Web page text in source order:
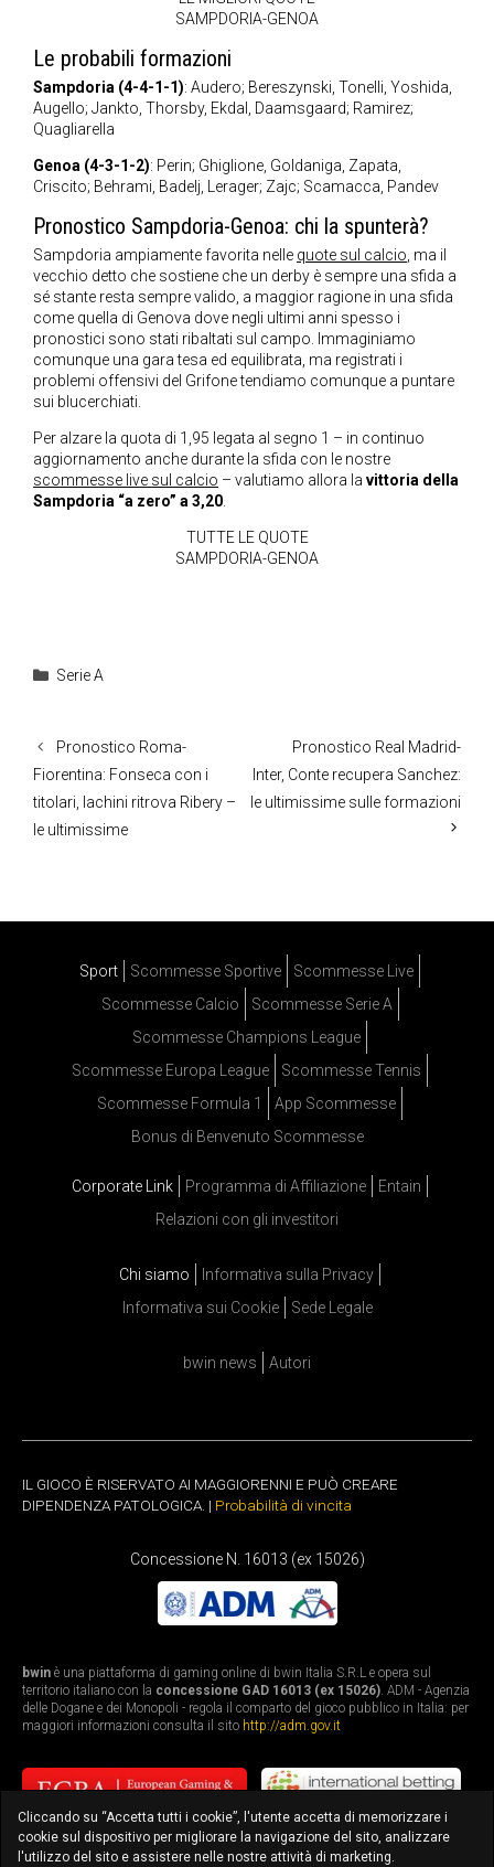
SAMPDORIA-GENOA
Le probabili formazioni
Sampdoria (4-4-1-1): Audero; Bereszynski, Tonelli, Yoshida,
Augello; Jankto, Thorsby, Ekdal, Daamsgaard; Ramirez;
Quagliarella
Genoa (4-3-1-2): Perin; Ghiglione, Goldaniga, Zapata,
Criscito; Behrami, Badelj, Lerager; Zajc; Scamacca, Pandev
Pronostico Sampdoria-Genoa: chi la spunterà?
Sampdoria ampiamente favorita nelle quote sul calcio, ma il
vecchio detto che sostiene che un derby è sempre una sfida a
sé stante resta sempre valido, a maggior ragione in una sfida
come quella di Genova dove negli ultimi anni spesso i
pronostici sono stati ribaltati sul campo. Immaginiamo
comunque una gara tesa ed equilibrata, ma registrati i
problemi offensivi del Grifone tendiamo comunque a puntare
sui blucerchiati.
Per alzare la quota di 1,95 legata al segno 1 – in continuo
aggiornamento anche durante la sfida con le nostre
scommesse live sul calcio – valutiamo allora la vittoria della
Sampdoria “a zero” a 3,20.
TUTTE LE QUOTE
SAMPDORIA-GENOA
Categorie
Serie A
Pronostico Roma-
Fiorentina: Fonseca con i
titolari, Iachini ritrova Ribery –
le ultimissime
Pronostico Real Madrid-
Inter, Conte recupera Sanchez:
le ultimissime sulle formazioni
Sport Scommesse Sportive
Scommesse Live
Scommesse Calcio
Scommesse Serie A
Scommesse Champions League
Scommesse Europa League
Scommesse Tennis
Scommesse Formula 1
App Scommesse
Bonus di Benvenuto Scommesse
Corporate Link Programma di Affiliazione
Entain
Relazioni con gli investitori
Chi siamo
Informativa sulla Privacy
Informativa sui Cookie
Sede Legale
bwin news Autori
IL GIOCO È RISERVATO AI MAGGIORENNI E PUÒ CREARE
DIPENDENZA PATOLOGICA. | Probabilità di vincita
Concessione N. 16013 (ex 15026)
bwin è una piattaforma di gaming online di bwin Italia S.R.L e opera sul
territorio italiano con la concessione GAD 16013 (ex 15026). ADM - Agenzia
delle Dogane e dei Monopoli - regola il comparto del gioco pubblico in Italia: per
maggiori informazioni consulta il sito http://adm.gov.it
Cliccando su “Accetta tutti i cookie”, l'utente accetta di memorizzare i
cookie sul dispositivo per migliorare la navigazione del sito, analizzare
l'utilizzo del sito e assistere nelle nostre attività di marketing.